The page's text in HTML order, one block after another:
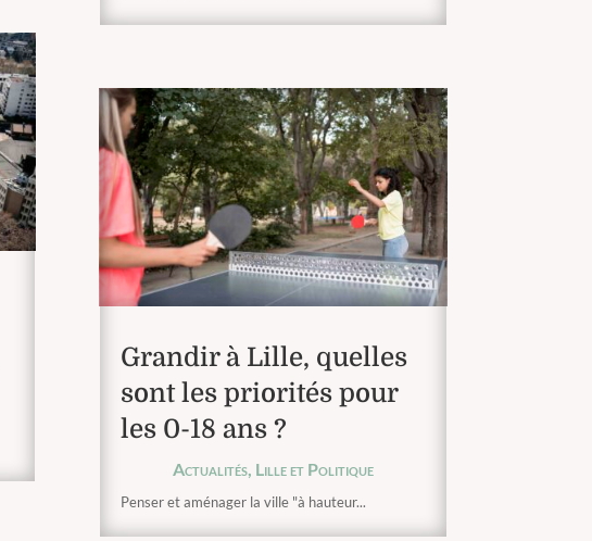
Grandir à Lille, quelles
sont les priorités pour
les 0-18 ans ?
Actualités, Lille et Politique
Penser et aménager la ville "à hauteur...